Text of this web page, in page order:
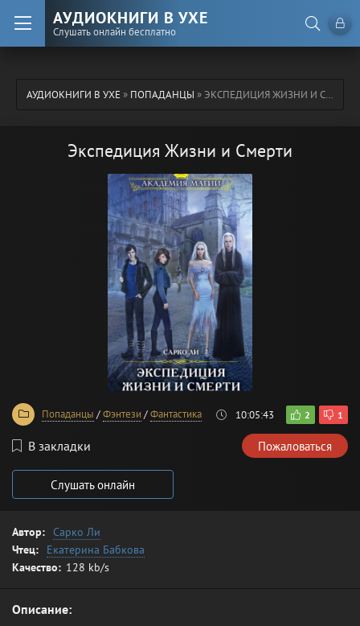
АУДИОКНИГИ В УХЕ
Слушать онлайн бесплатно
АУДИОКНИГИ В УХЕ» ПОПАДАНЦЫ » ЭКСПЕДИЦИЯ ЖИЗНИ И СМЕРТИ
Экспедиция Жизни и Смерти
Попаданцы /Фэнтези /Фантастика 10:05:43 2 1
В закладки Пожаловаться
Слушать онлайн
Автор: Сарко Ли
Чтец:
Екатерина Бабкова
Качество: 128 kb/s
Описание: